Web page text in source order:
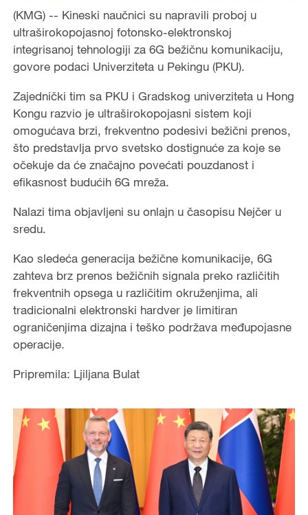
(KMG) -- Kineski naučnici su napravili proboj u
ultraširokopojasnoj fotonsko-elektronskoj
integrisanoj tehnologiji za 6G bežičnu komunikaciju,
govore podaci Univerziteta u Pekingu (PKU).
Zajednički tim sa PKU i Gradskog univerziteta u Hong
Kongu razvio je ultraširokopojasni sistem koji
omogućava brzi, frekventno podesivi bežični prenos,
što predstavlja prvo svetsko dostignuće za koje se
očekuje da će značajno povećati pouzdanost i
efikasnost budućih 6G mreža.
Nalazi tima objavljeni su onlajn u časopisu Nejčer u
sredu.
Kao sledeća generacija bežične komunikacije, 6G
zahteva brz prenos bežičnih signala preko različitih
frekventnih opsega u različitim okruženjima, ali
tradicionalni elektronski hardver je limitiran
ograničenjima dizajna i teško podržava međupojasne
operacije.
Pripremila: Ljiljana Bulat